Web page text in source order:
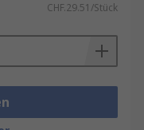
CHF.29.51/Stück